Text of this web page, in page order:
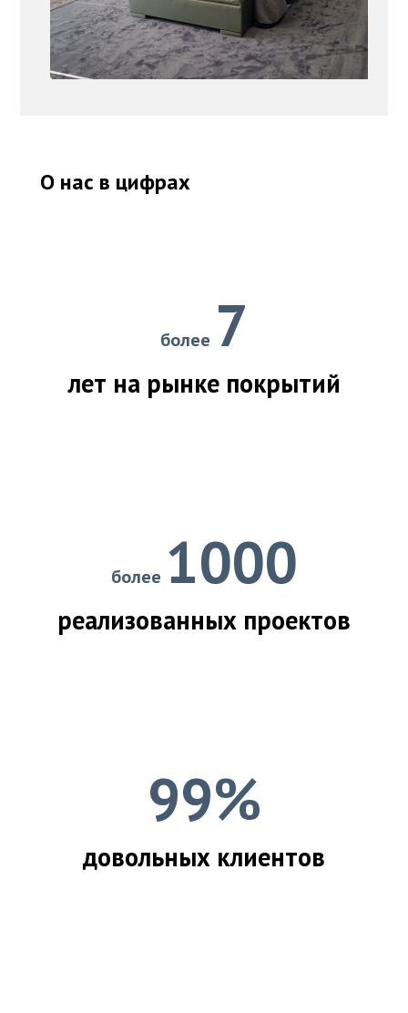
О нас в цифрах
более 7
лет на рынке покрытий
более 1000
реализованных проектов
99%
довольных клиентов